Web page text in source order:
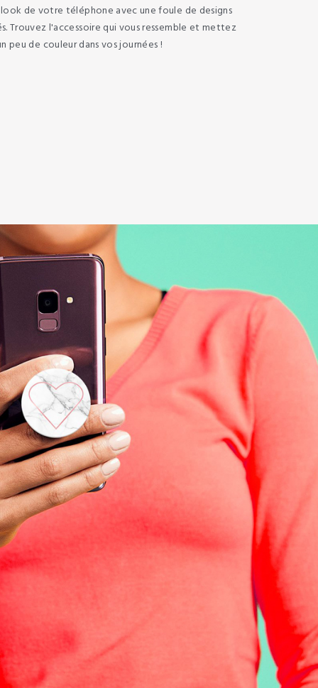
look de votre téléphone avec une foule de designs
Trouvez l'accessoire qui vous ressemble et mettez
peu de couleur dans vos journées !